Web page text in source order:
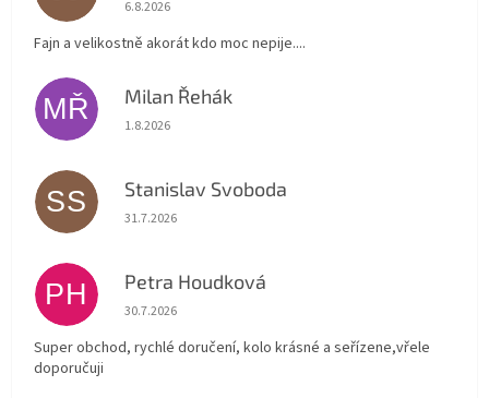
6.8.2026
Fajn a velikostně akorát kdo moc nepije....
MŘ Milan Řehák
Hodnocení obchodu je 5 z 5 hvězdiček.
1.8.2026
SS Stanislav Svoboda
Hodnocení obchodu je 5 z 5 hvězdiček.
31.7.2026
PH Petra Houdková
Hodnocení obchodu je 5 z 5 hvězdiček.
30.7.2026
Super obchod, rychlé doručení, kolo krásné a seřízene,vřele
doporučuji